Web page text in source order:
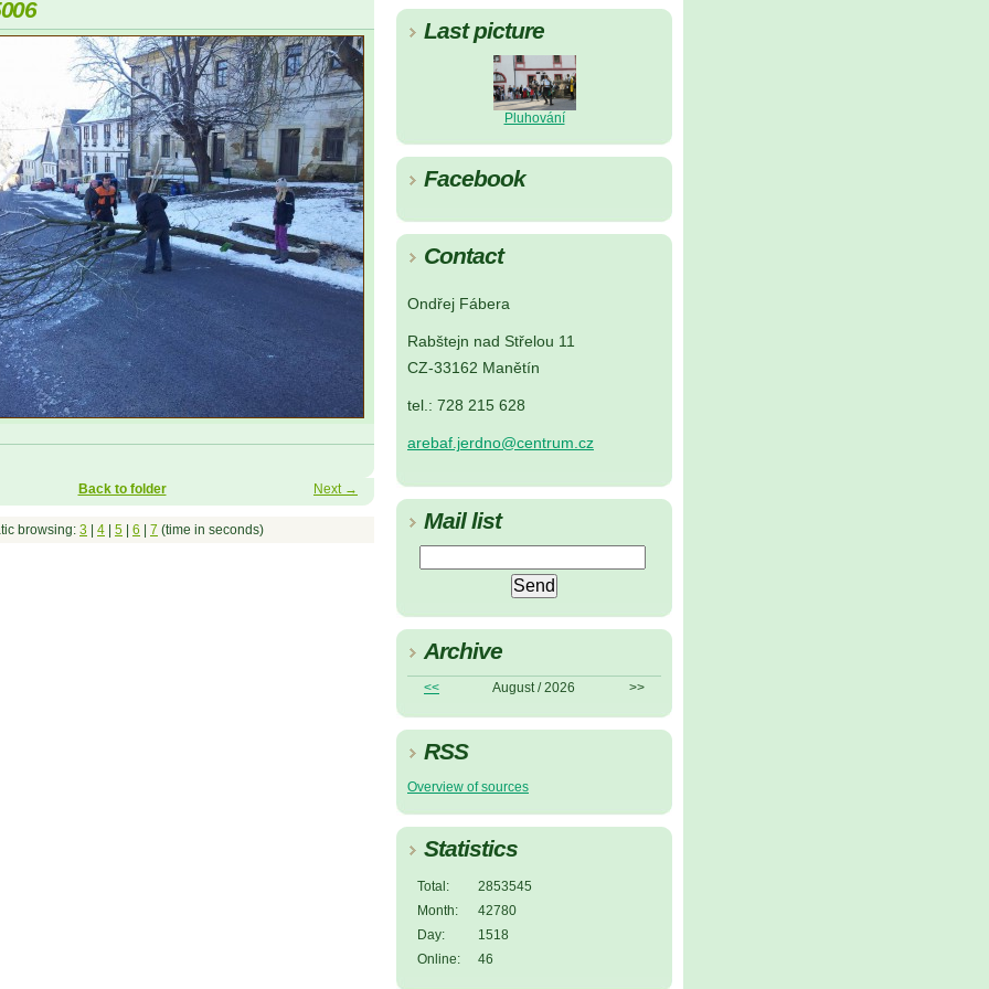
Last picture
Pluhování
Facebook
Contact
Ondřej Fábera
Rabštejn nad Střelou 11
CZ-33162 Manětín
tel.: 728 215 628
arebaf.jerdno@centrum.cz
Mail list
Archive
<< August / 2026 >>
RSS
Overview of sources
Statistics
Online: 46
Total:
2853545
Month:
42780
Day:
1518
Next →
Back to folder
browsing: 3 4 5 6 7 (time in seconds)